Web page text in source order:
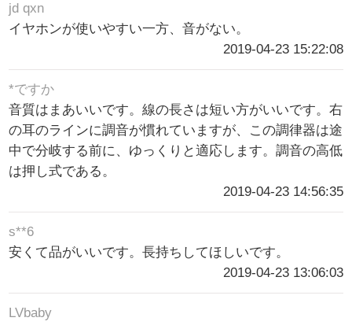
jd qxn
イヤホンが使いやすい一方、音がない。
2019-04-23 15:22:08
*ですか
音質はまあいいです。線の長さは短い方がいいです。右
の耳のラインに調音が慣れていますが、この調律器は途
中で分岐する前に、ゆっくりと適応します。調音の高低
は押し式である。
2019-04-23 14:56:35
s**6
安くて品がいいです。長持ちしてほしいです。
2019-04-23 13:06:03
LVbaby